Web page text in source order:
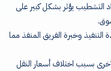
التشطيب يؤثر بشكل كبير على
وخبرة الفريق المنفذ مما
بسبب اختلاف أسعار النقل